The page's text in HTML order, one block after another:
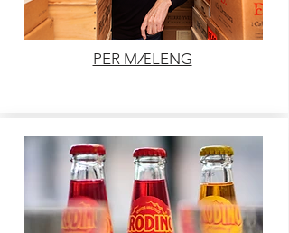
PER MÆLENG